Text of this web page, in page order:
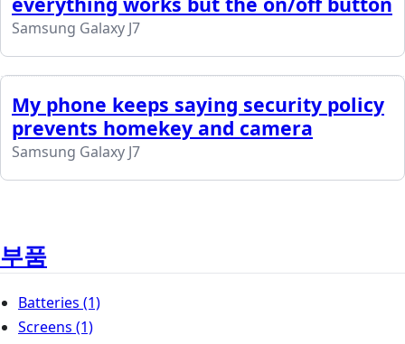
Samsung Galaxy J7
My phone keeps saying security policy
prevents homekey and camera
Samsung Galaxy J7
부품
Batteries (1)
Screens (1)